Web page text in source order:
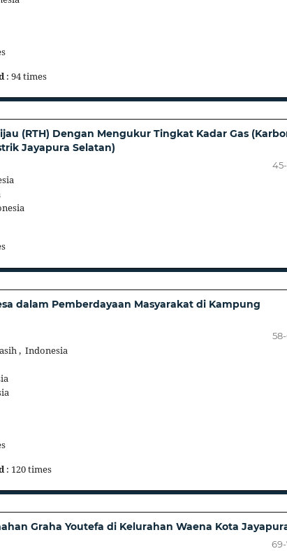
: 94 times
(RTH) Dengan Mengukur Tingkat Kadar Gas
Jayapura Selatan)
dalam Pemberdayaan Masyarakat di Kampung
, Indonesia
: 120 times
Graha Youtefa di Kelurahan Waena Kota